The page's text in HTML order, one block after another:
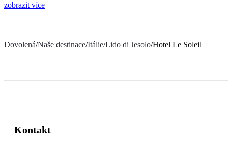
zobrazit více
Dovolená/Naše destinace/Itálie/Lido di Jesolo/Hotel Le Soleil
Kontakt